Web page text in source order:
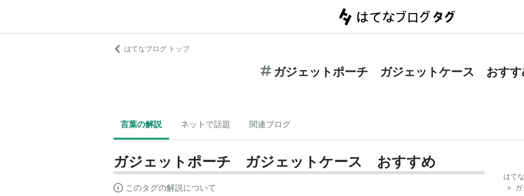
はてなブログ トップ
ガジェットポーチ ガジェットケース おすす
言葉の解説 ネットで話題 関連ブログ
ガジェットポーチ ガジェットケース おすすめ
このタグの解説について
はて
>